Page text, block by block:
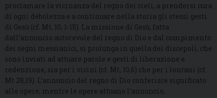
proclamare la vicinanza del regno dei cieli, a prendersi cura
di ogni debolezza e a continuare nella storia gli stessi gesti
di Gesù (cf. Mt, 10, 1-15). La missione di Gesù, fatta
dall’annuncio autorevole del regno di Dio e dal compimento
dei segni messianici, si prolunga in quella dei discepoli, che
sono inviati ad attuare parole e gesti di liberazione e
redenzione, sia per i vicini (cf. Mt, 10,6) che per i lontani (cf.
Mt 28,19). L’annuncio del regno di Dio conferisce significato
alle opere; mentre le opere attuano l’annuncio,